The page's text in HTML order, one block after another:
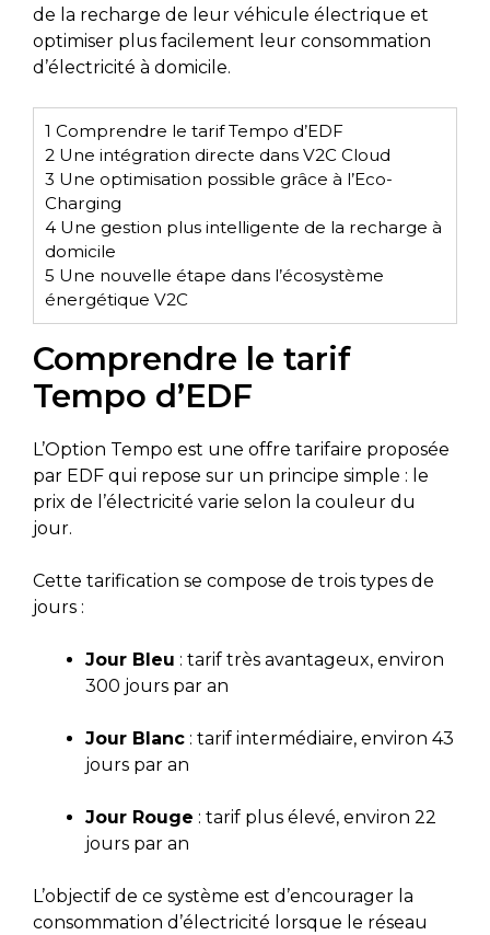
de la recharge de leur véhicule électrique et
optimiser plus facilement leur consommation
d’électricité à domicile.
1 Comprendre le tarif Tempo d’EDF
2 Une intégration directe dans V2C Cloud
3 Une optimisation possible grâce à l’Eco-
Charging
4 Une gestion plus intelligente de la recharge à
domicile
5 Une nouvelle étape dans l’écosystème
énergétique V2C
Comprendre le tarif
Tempo d’EDF
L’Option Tempo est une offre tarifaire proposée
par EDF qui repose sur un principe simple : le
prix de l’électricité varie selon la couleur du
jour.
Cette tarification se compose de trois types de
jours :
Jour Bleu : tarif très avantageux, environ
300 jours par an
Jour Blanc : tarif intermédiaire, environ 43
jours par an
Jour Rouge : tarif plus élevé, environ 22
jours par an
L’objectif de ce système est d’encourager la
consommation d’électricité lorsque le réseau